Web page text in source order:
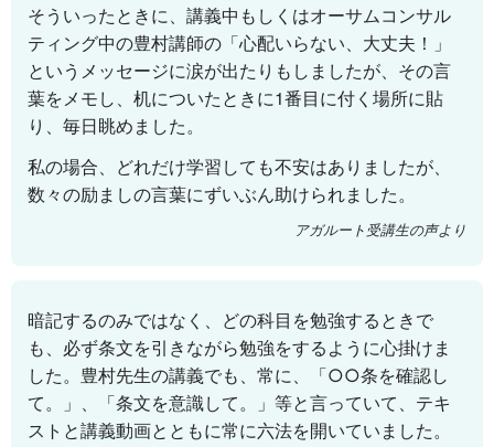
そういったときに、講義中もしくはオーサムコンサル
ティング中の豊村講師の「心配いらない、大丈夫！」
というメッセージに涙が出たりもしましたが、その言
葉をメモし、机についたときに1番目に付く場所に貼
り、毎日眺めました。
私の場合、どれだけ学習しても不安はありましたが、
数々の励ましの言葉にずいぶん助けられました。
アガルート受講生の声より
暗記するのみではなく、どの科目を勉強するときで
も、必ず条文を引きながら勉強をするように心掛けま
した。豊村先生の講義でも、常に、「○○条を確認し
て。」、「条文を意識して。」等と言っていて、テキ
ストと講義動画とともに常に六法を開いていました。